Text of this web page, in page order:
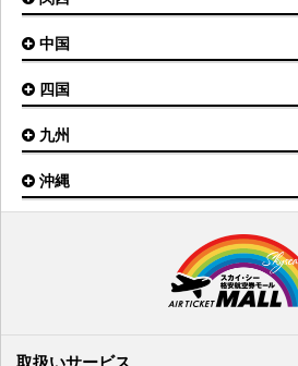
根室中標津空港
奥尻空港
利尻空港
大館能代空港
庄内空港
山形空港
静岡空港
大阪(伊丹)空港
神戸空港
南紀白浜空港
但馬空港
中国
広島空港
山口宇部空港
出雲空港
米子空港
四国
松山空港
徳島空港
九州
福岡空港
鹿児島空港
沖縄
南大東空港
取扱いサービス